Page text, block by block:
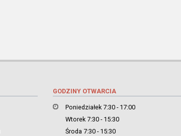
GODZINY OTWARCIA
Poniedziałek 7:30 - 17:00
Wtorek 7:30 - 15:30
Środa 7:30 - 15:30